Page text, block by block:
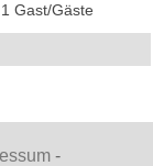
Gast/Gäste
-